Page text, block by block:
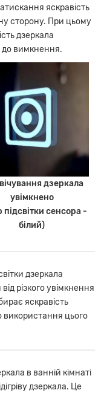
яскравість
сторону. При цьому
дзеркала
до вимкнення.
дзеркала
увімкнено
підсвітки сенсора -
білий)
дзеркала
різкого увімкнення
яскравість
використання цього
в ванній кімнаті
дзеркала. Це